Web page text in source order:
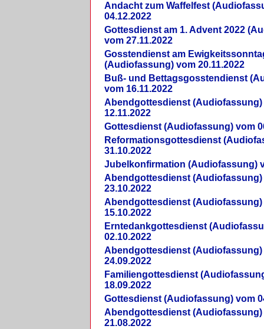
Andacht zum Waffelfest
04.12.2022
Gottesdienst am 1. Advent 2022
vom 27.11.2022
Gosstendienst am
(Audiofassung) vom 20.11.2022
Buß- und Bettagsgosstendienst
vom 16.11.2022
Abendgottesdienst (Audiofassung)
12.11.2022
Gottesdienst (Audiofassung) vom
Reformationsgottesdienst
31.10.2022
Jubelkonfirmation (Audiofassung)
Abendgottesdienst (Audiofassung)
23.10.2022
Abendgottesdienst (Audiofassung)
15.10.2022
Erntedankgottesdienst
02.10.2022
Abendgottesdienst (Audiofassung)
24.09.2022
Familiengottesdienst
18.09.2022
Gottesdienst (Audiofassung) vom
Abendgottesdienst (Audiofassung)
21.08.2022